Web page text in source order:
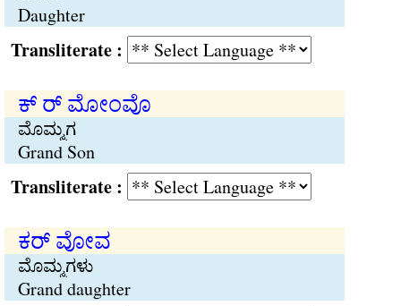
Daughter
:
ಕ್ ರ್ ಮೋಂವೊ
ಮೊಮ್ಮಗ
Grand Son
:
ಕರ್ ವೋವ
ಮೊಮ್ಮಗಳು
Grand daughter